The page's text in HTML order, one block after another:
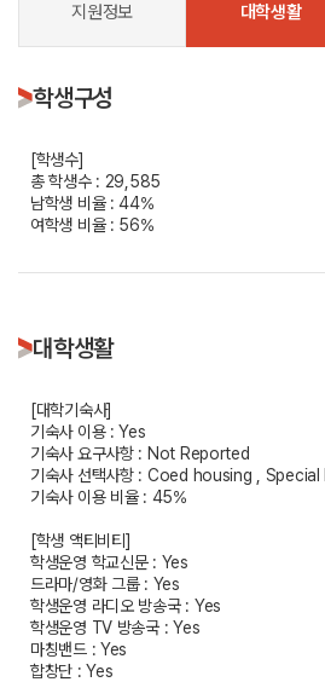
지원정보 대학생활
학생구성
[학생수]
총 학생수 : 29,585
남학생 비율 : 44%
여학생 비율 : 56%
대학생활
[대학기숙사]
기숙사 이용 : Yes
기숙사 요구사항 : Not Reported
기숙사 선택사항 : Coed housing ,
기숙사 이용 비율 : 45%
[학생 액티비티]
학생운영 학교신문 : Yes
드라마/영화 그룹 : Yes
학생운영 라디오 방송국 : Yes
학생운영 TV 방송국 : Yes
마칭밴드 : Yes
합창단 : Yes